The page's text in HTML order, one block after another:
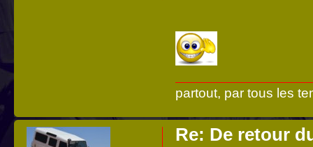
partout, par tous les
Re: De retour